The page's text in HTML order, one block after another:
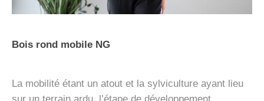
Bois rond mobile NG
La mobilité étant un atout et la sylviculture ayant lieu